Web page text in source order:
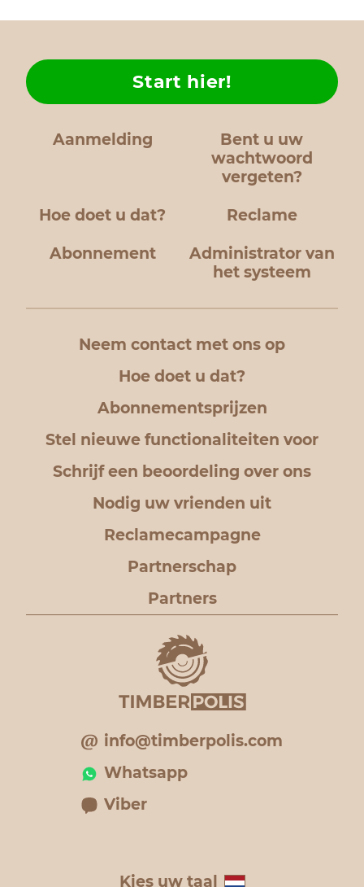
Aanmelding
Bent u uw
wachtwoord
vergeten?
Hoe doet u dat?
Start hier!
Reclame
Abonnement
Administrator van
het systeem
Neem contact met ons op
Hoe doet u dat?
Abonnementsprijzen
Stel nieuwe functionaliteiten voor
Schrijf een beoordeling over ons
Nodig uw vrienden uit
Reclamecampagne
Partnerschap
Partners
info@timberpolis.com
Whatsapp
Viber
Kies uw taal